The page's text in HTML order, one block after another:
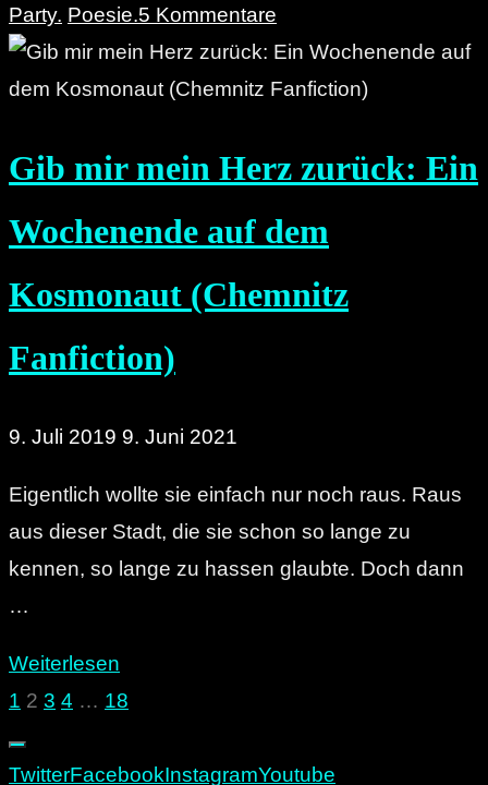
Post
der
Moderne:
im
und
in
Chemnitz
geschah"
Party. Poesie.5 Kommentare
Gib mir mein Herz zurück: Ein
Wochenende auf dem
Kosmonaut (Chemnitz
Fanfiction)
9. Juli 2019 9. Juni 2021
Eigentlich wollte sie einfach nur noch raus. Raus
aus dieser Stadt, die sie schon so lange zu
kennen, so lange zu hassen glaubte. Doch dann
…
Weiterlesen
mir
Herz
Seitennummerierung
1 2 3 4 … 18
TwitterFacebookInstagramYoutube